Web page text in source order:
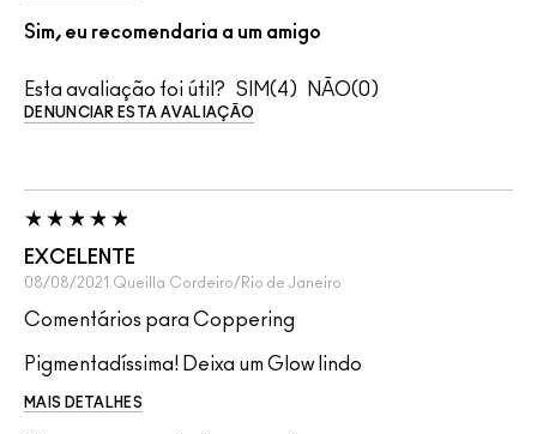
Sim, eu recomendaria a um amigo
Esta avaliação foi útil? 4 0
DENUNCIAR ESTA AVALIAÇÃO
EXCELENTE
08/08/2021 Queilla Cordeiro/Rio de Janeiro
Comentários para Coppering
Pigmentadíssima! Deixa um Glow lindo
MAIS DETALHES